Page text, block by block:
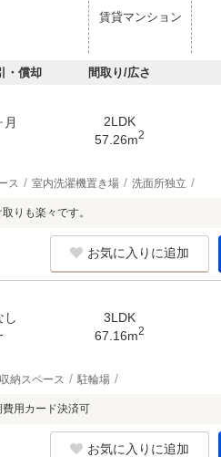
賃貸マンション
・償却 間取り/広さ
月
2LDK
57.26m2
ス 室内洗濯機置き場 洗面所独立
りも楽々です。
お気に入りに追加
し
3LDK
67.16m2
収納スペース 駐輪場
用カード決済可
お気に入りに追加